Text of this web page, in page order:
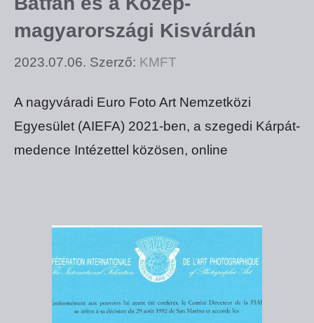
magyarországi Kisvárdán
2023.07.06. Szerző: KMFT
A nagyváradi Euro Foto Art Nemzetközi
Egyesület (AIEFA) 2021-ben, a szegedi Kárpát-
medence Intézettel közösen, online